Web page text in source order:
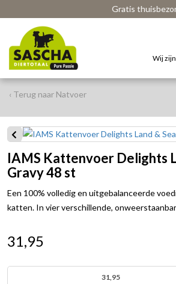
Gratis thuisbezorgd
Wij
‹ Terug naar Natvoer
IAMS Kattenvoer Delights
Gravy 48 st
Een 100% volledig en uitgebalanceerde
katten. In vier verschillende,
31,95
31,95